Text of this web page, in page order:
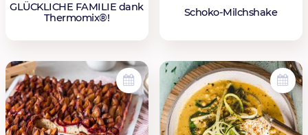
GLÜCKLICHE FAMILIE dank
Thermomix®!
Schoko-Milchshake